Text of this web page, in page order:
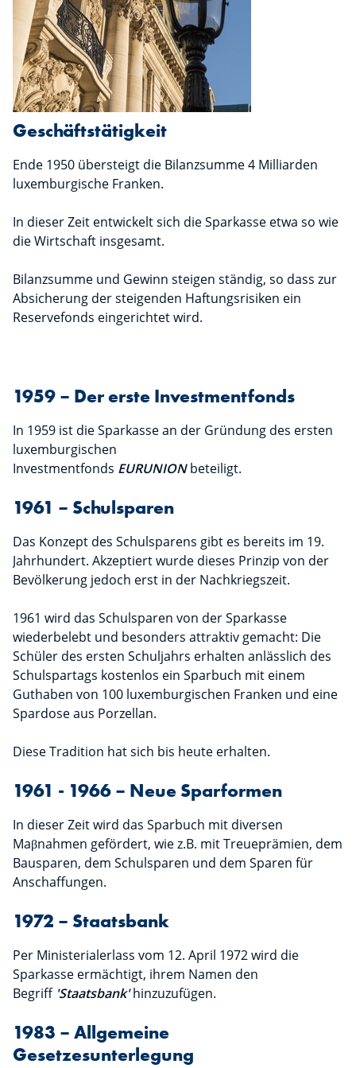
Geschäftstätigkeit
Ende 1950 übersteigt die Bilanzsumme 4 Milliarden
luxemburgische Franken.
In dieser Zeit entwickelt sich die Sparkasse etwa so wie
die Wirtschaft insgesamt.
Bilanzsumme und Gewinn steigen ständig, so dass zur
Absicherung der steigenden Haftungsrisiken ein
Reservefonds eingerichtet wird.
1959 – Der erste Investmentfonds
In 1959 ist die Sparkasse an der Gründung des ersten
luxemburgischen
Investmentfonds EURUNIONbeteiligt.
1961 – Schulsparen
Das Konzept des Schulsparens gibt es bereits im 19.
Jahrhundert. Akzeptiert wurde dieses Prinzip von der
Bevölkerung jedoch erst in der Nachkriegszeit.
1961 wird das Schulsparen von der Sparkasse
wiederbelebt und besonders attraktiv gemacht: Die
Schüler des ersten Schuljahrs erhalten anlässlich des
Schulspartags kostenlos ein Sparbuch mit einem
Guthaben von 100 luxemburgischen Franken und eine
Spardose aus Porzellan.
Diese Tradition hat sich bis heute erhalten.
1961 - 1966 – Neue Sparformen
In dieser Zeit wird das Sparbuch mit diversen
Maβnahmen gefördert, wie z.B. mit Treueprämien, dem
Bausparen, dem Schulsparen und dem Sparen für
Anschaffungen.
1972 – Staatsbank
Per Ministerialerlass vom 12. April 1972 wird die
Sparkasse ermächtigt, ihrem Namen den
Begriff 'Staatsbank'hinzuzufügen.
1983 – Allgemeine
Gesetzesunterlegung